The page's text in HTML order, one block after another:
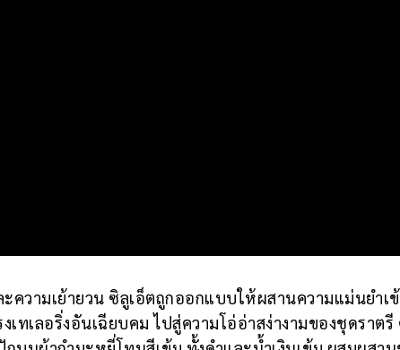
ความเย้ายวน ซิลูเอ็ตถูกออกแบบให้ผสานความแม่นยำเ
ทเลอริ่งอันเฉียบคม ไปสู่ความโอ่อ่าสง่างามของชุดราตรี